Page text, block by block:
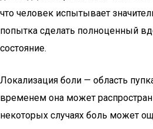
что человек испытывает
попытка сделать полноценный
состояние.
Локализация боли — область
временем она может
некоторых случаях боль может